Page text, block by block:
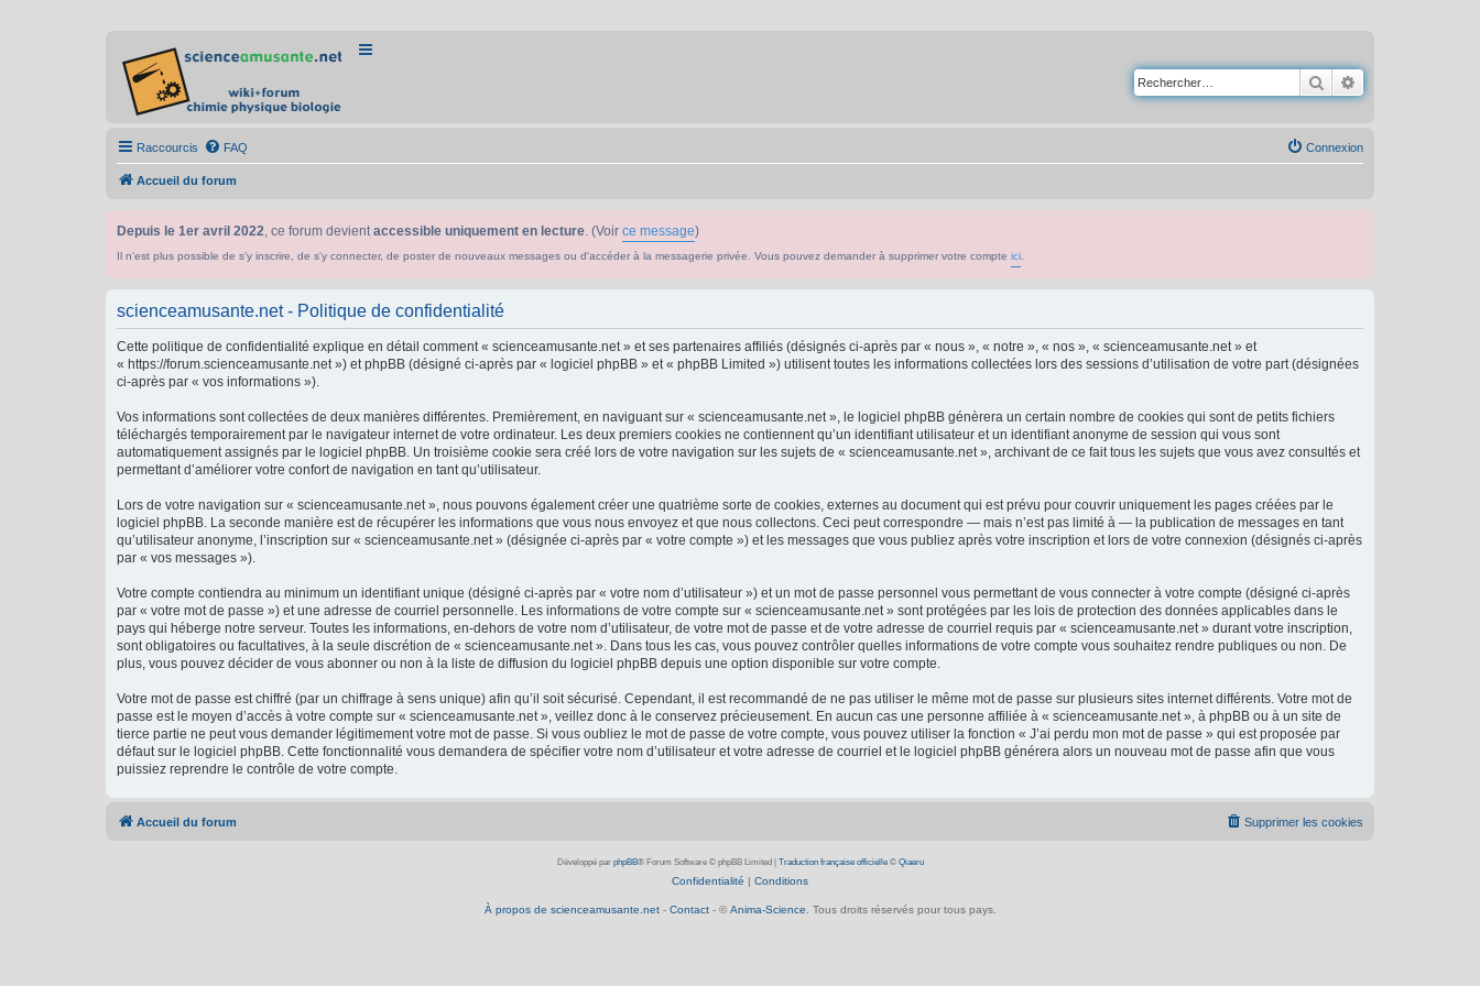
Rechercher
Raccourcis FAQ Connexion
Accueil du forum
Depuis le 1er avril 2022, ce forum devientaccessible uniquement en lecture. (Voir ce message)
Il n'est plus possible de s'y inscrire, de s'y connecter, de poster de nouveaux messages ou d'accéder à la messagerie privée. Vous pouvez demander à supprimer votre compte ici
scienceamusante.net - Politique de confidentialité
Cette politique de confidentialité explique en détail comment « scienceamusante.net » et ses partenaires affiliés (désignés ci-après par « nous », « notre », « nos », « scienceamusante.net » et
« https://forum.scienceamusante.net ») et phpBB (désigné ci-après par « logiciel phpBB » et « phpBB Limited ») utilisent toutes les informations collectées lors des sessions d’utilisation de votre part (désignées
ci-après par « vos informations »).
Vos informations sont collectées de deux manières différentes. Premièrement, en naviguant sur « scienceamusante.net », le logiciel phpBB génèrera un certain nombre de cookies qui sont de petits fichiers
téléchargés temporairement par le navigateur internet de votre ordinateur. Les deux premiers cookies ne contiennent qu’un identifiant utilisateur et un identifiant anonyme de session qui vous sont
automatiquement assignés par le logiciel phpBB. Un troisième cookie sera créé lors de votre navigation sur les sujets de « scienceamusante.net », archivant de ce fait tous les sujets que vous avez consultés et
permettant d’améliorer votre confort de navigation en tant qu’utilisateur.
Lors de votre navigation sur « scienceamusante.net », nous pouvons également créer une quatrième sorte de cookies, externes au document qui est prévu pour couvrir uniquement les pages créées par le
logiciel phpBB. La seconde manière est de récupérer les informations que vous nous envoyez et que nous collectons. Ceci peut correspondre — mais n’est pas limité à — la publication de messages en tant
qu’utilisateur anonyme, l’inscription sur « scienceamusante.net » (désignée ci-après par « votre compte ») et les messages que vous publiez après votre inscription et lors de votre connexion (désignés ci-après
par « vos messages »).
Votre compte contiendra au minimum un identifiant unique (désigné ci-après par « votre nom d’utilisateur ») et un mot de passe personnel vous permettant de vous connecter à votre compte (désigné ci-après
par « votre mot de passe ») et une adresse de courriel personnelle. Les informations de votre compte sur « scienceamusante.net » sont protégées par les lois de protection des données applicables dans le
pays qui héberge notre serveur. Toutes les informations, en-dehors de votre nom d’utilisateur, de votre mot de passe et de votre adresse de courriel requis par « scienceamusante.net » durant votre inscription,
sont obligatoires ou facultatives, à la seule discrétion de « scienceamusante.net ». Dans tous les cas, vous pouvez contrôler quelles informations de votre compte vous souhaitez rendre publiques ou non. De
plus, vous pouvez décider de vous abonner ou non à la liste de diffusion du logiciel phpBB depuis une option disponible sur votre compte.
Votre mot de passe est chiffré (par un chiffrage à sens unique) afin qu’il soit sécurisé. Cependant, il est recommandé de ne pas utiliser le même mot de passe sur plusieurs sites internet différents. Votre mot de
passe est le moyen d’accès à votre compte sur « scienceamusante.net », veillez donc à le conservez précieusement. En aucun cas une personne affiliée à « scienceamusante.net », à phpBB ou à un site de
tierce partie ne peut vous demander légitimement votre mot de passe. Si vous oubliez le mot de passe de votre compte, vous pouvez utiliser la fonction « J’ai perdu mon mot de passe » qui est proposée par
défaut sur le logiciel phpBB. Cette fonctionnalité vous demandera de spécifier votre nom d’utilisateur et votre adresse de courriel et le logiciel phpBB générera alors un nouveau mot de passe afin que vous
puissiez reprendre le contrôle de votre compte.
Accueil du forum Supprimer les cookies
Développé par phpBB® Forum Software © phpBB Limited Traduction française officielle© Qiaeru
Confidentialité | Conditions
À propos de scienceamusante.net- Contact- © Anima-Science . Tous droits réservés pour tous pays.